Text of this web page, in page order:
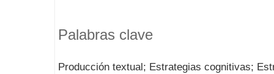
Palabras clave
Producción textual; Estrategias cognitivas;